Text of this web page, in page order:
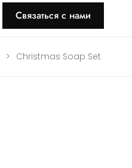
Связаться с нами
> Christmas Soap Set